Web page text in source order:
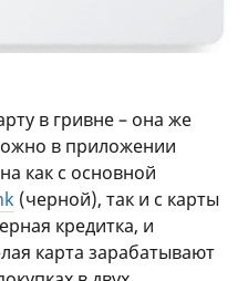
в гривне – она же
в приложении
как с основной
(черной), так и с карты
кредитка, и
карта зарабатывают